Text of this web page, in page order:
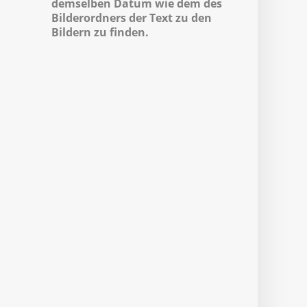
demselben Datum wie dem des
Bilderordners der Text zu den
Bildern zu finden.